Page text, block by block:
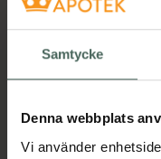
Samtycke
Denna webbplats
Vi använder
I
Köp